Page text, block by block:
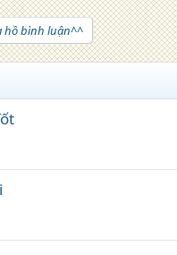
hồ bình luận^^